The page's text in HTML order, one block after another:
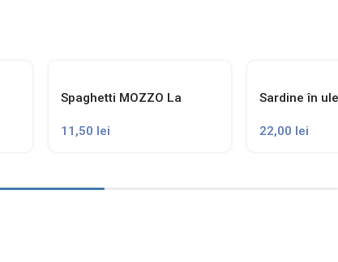
Spaghetti MOZZO La
11,50 lei
Sardine în
Minerva
22,00 lei